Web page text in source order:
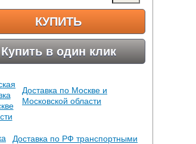
КУПИТЬ
Купить в один клик
Доставка по Москве и
Московской области
Доставка по РФ транспортными